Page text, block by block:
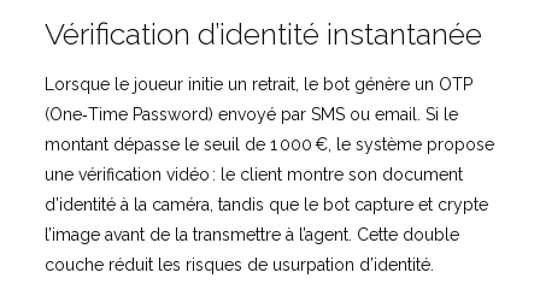
Vérification d’identité instantanée
Lorsque le joueur initie un retrait, le bot génère un OTP
(One‑Time Password) envoyé par SMS ou email. Si le
montant dépasse le seuil de 1 000 €, le système propose
une vérification vidéo : le client montre son document
d’identité à la caméra, tandis que le bot capture et crypte
l’image avant de la transmettre à l’agent. Cette double
couche réduit les risques de usurpation d’identité.